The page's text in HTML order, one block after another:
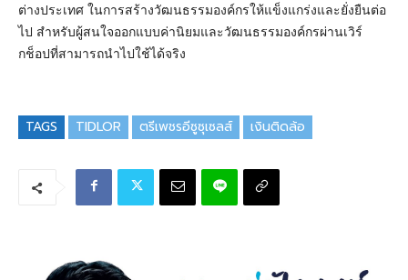
ต่างประเทศ ในการสร้างวัฒนธรรมองค์กรให้แข็งแกร่งและยั่งยืนต่อ
ไป สำหรับผู้สนใจออกแบบค่านิยมและวัฒนธรรมองค์กรผ่านเวิร์
กช็อปที่สามารถนำไปใช้ได้จริง
TAGS TIDLOR ตรีเพชรอีซูซุเซลส์ เงินติดล้อ